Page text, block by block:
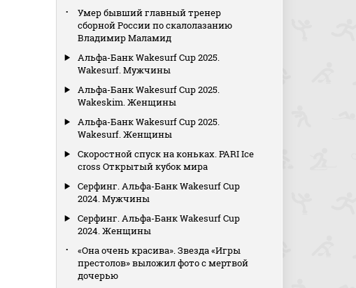
Умер бывший главный тренер
сборной России по скалолазанию
Владимир Маламид
Альфа-Банк Wakesurf Cup 2025.
Wakesurf. Мужчины
Альфа-Банк Wakesurf Cup 2025.
Wakeskim. Женщины
Альфа-Банк Wakesurf Cup 2025.
Wakesurf. Женщины
Скоростной спуск на коньках. PARI Ice
cross Открытый кубок мира
Серфинг. Альфа-Банк Wakesurf Cuр
2024. Мужчины
Серфинг. Альфа-Банк Wakesurf Cuр
2024. Женщины
«Она очень красива». Звезда «Игры
престолов» выложил фото с мертвой
дочерью